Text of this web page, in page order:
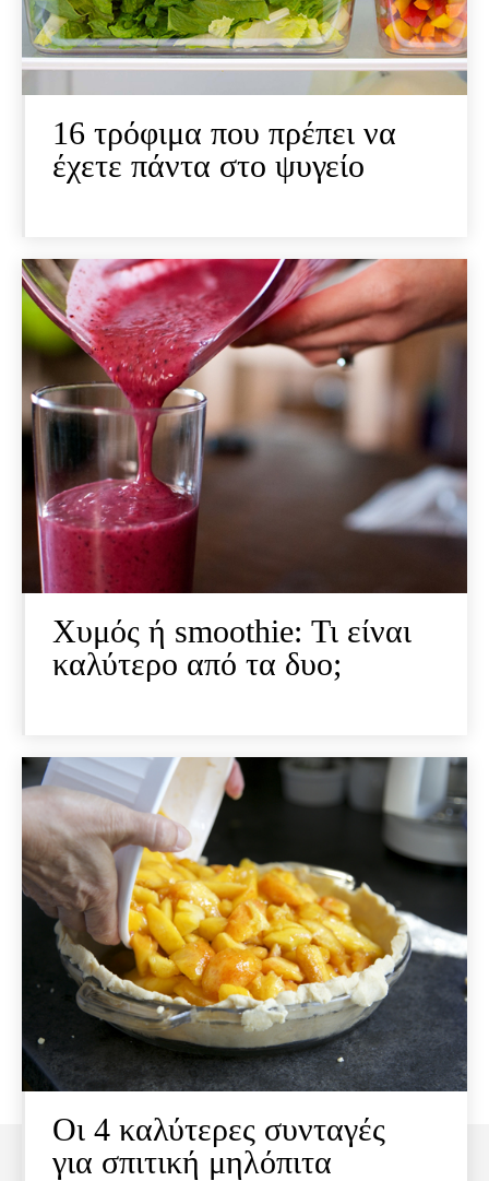
16 τρόφιμα που πρέπει να
έχετε πάντα στο ψυγείο
Χυμός ή smoothie: Τι είναι
καλύτερο από τα δυο;
Οι 4 καλύτερες συνταγές
για σπιτική μηλόπιτα